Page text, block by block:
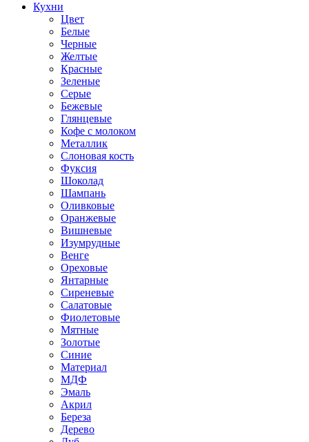
Кухни
Цвет
Белые
Черные
Желтые
Красные
Зеленые
Серые
Бежевые
Глянцевые
Кофе с молоком
Металлик
Слоновая кость
Фуксия
Шоколад
Шампань
Оливковые
Оранжевые
Вишневые
Изумрудные
Венге
Ореховые
Янтарные
Сиреневые
Салатовые
Фиолетовые
Мятные
Золотые
Синие
Материал
МДФ
Эмаль
Акрил
Береза
Дерево